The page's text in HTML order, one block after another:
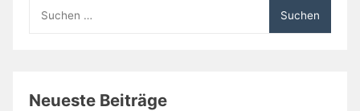
nach:
Neueste Beiträge